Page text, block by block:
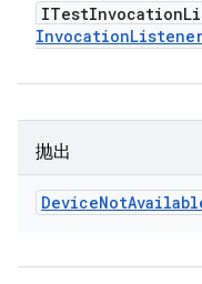
ITestInvocation
Invocation
抛出
DeviceNot